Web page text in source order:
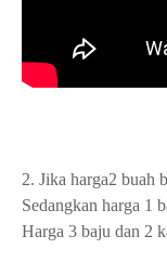
2. Jika harga2 buah
Sedangkan harga 1
Harga 3 baju dan 2